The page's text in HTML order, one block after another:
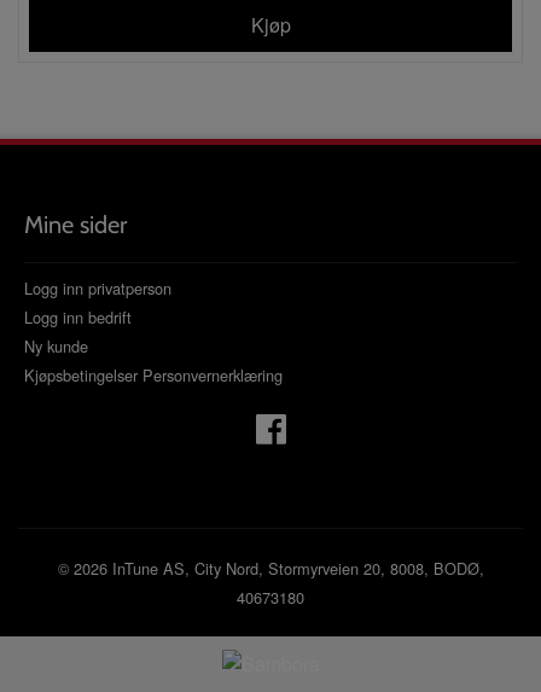
Kjøp
Mine sider
Logg inn privatperson
Logg inn bedrift
Ny kunde
Kjøpsbetingelser Personvernerklæring
© 2026 InTune AS, City Nord, Stormyrveien 20, 8008, BODØ,
40673180